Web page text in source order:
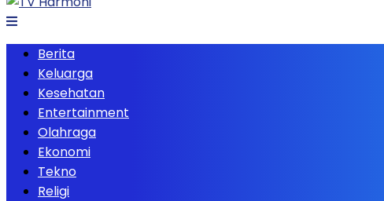
Berita
Keluarga
Kesehatan
Entertainment
Olahraga
Ekonomi
Tekno
Religi